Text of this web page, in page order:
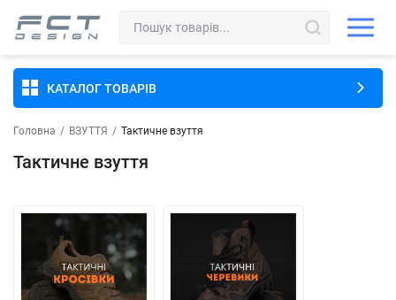
КАТАЛОГ ТОВАРІВ
Головна / ВЗУТТЯ / Тактичне взуття
Тактичне взуття